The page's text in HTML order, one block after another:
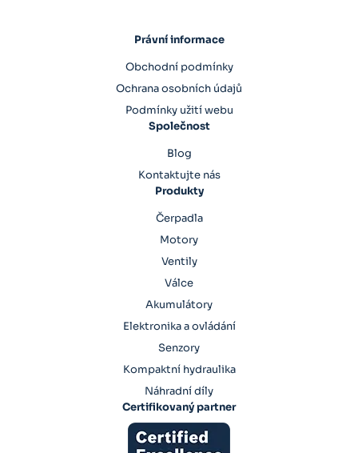
Právní informace
Obchodní podmínky
Ochrana osobních údajů
Podmínky užití webu
Společnost
Blog
Kontaktujte nás
Produkty
Čerpadla
Motory
Ventily
Válce
Akumulátory
Elektronika a ovládání
Senzory
Kompaktní hydraulika
Náhradní díly
Certifikovaný partner